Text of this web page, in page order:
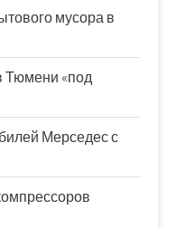
мусора в
Тюмени «под
Мерседес с